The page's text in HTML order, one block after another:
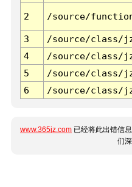
2 /source/
3 /source/class/
4
/source/class/
5
/source/class/
6
/source/class/
www.365jz.com 已经将此出错信
们